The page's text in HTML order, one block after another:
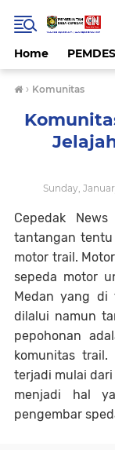
Home
› Komunitas
Sunday,
Cepedak
tantangan
motor trail.
sepeda motor
Medan yang di
dilalui namun
pepohonan
komunitas trail.
terjadi mulai
menjadi hal
pengembar